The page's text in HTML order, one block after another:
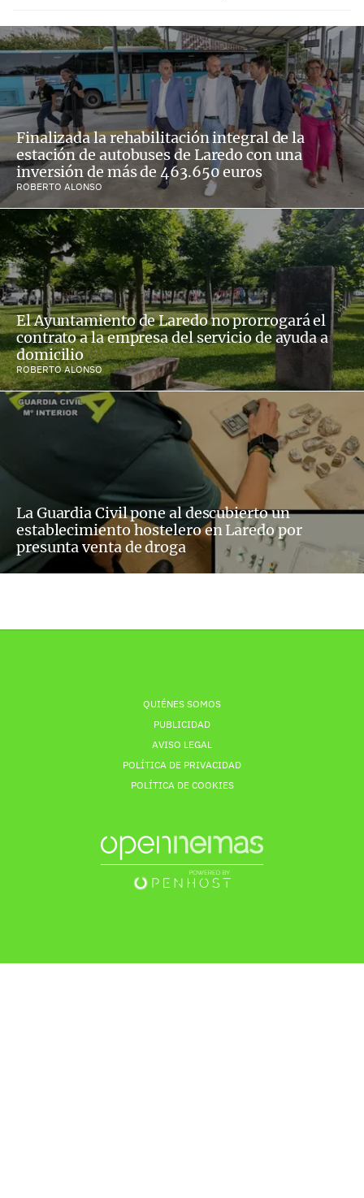
Finalizada la rehabilitación integral de la
estación de autobuses de Laredo con una
inversión de más de 463.650 euros
ROBERTO ALONSO
El Ayuntamiento de Laredo no prorrogará el
contrato a la empresa del servicio de ayuda a
domicilio
ROBERTO ALONSO
La Guardia Civil pone al descubierto un
establecimiento hostelero en Laredo por
presunta venta de droga
QUIÉNES SOMOS
PUBLICIDAD
AVISO LEGAL
POLÍTICA DE PRIVACIDAD
POLÍTICA DE COOKIES